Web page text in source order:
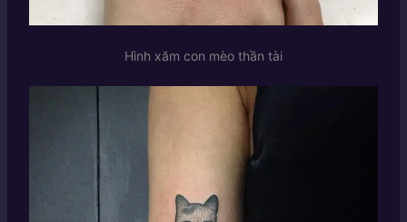
Hình xăm con mèo thần tài